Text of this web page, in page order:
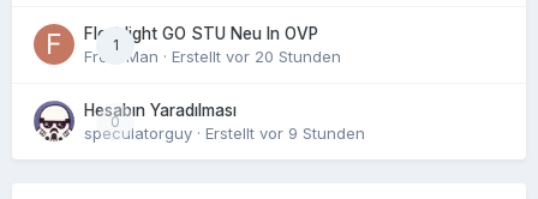
1
Fleshlight GO STU Neu In OVP
FreshMan · Erstellt vor 20 Stunden
0
Hesabın Yaradılması
speculatorguy · Erstellt vor 9 Stunden